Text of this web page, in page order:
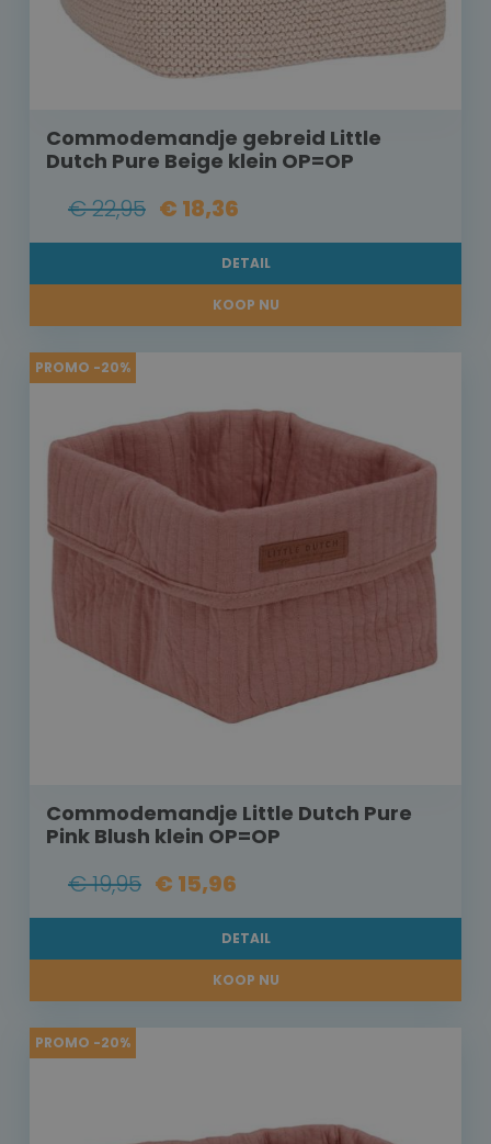
Commodemandje gebreid Little
Dutch Pure Beige klein OP=OP
€ 22,95 € 18,36
DETAIL
KOOP NU
PROMO -20%
Commodemandje Little Dutch Pure
Pink Blush klein OP=OP
€ 19,95 € 15,96
DETAIL
KOOP NU
PROMO -20%